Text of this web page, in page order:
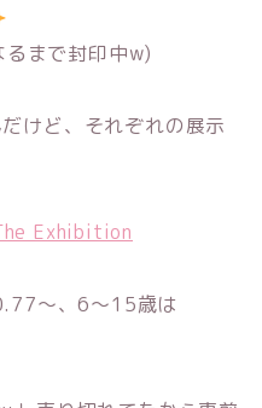
まで封印中w)
けど、それぞれの展示
Exhibition
〜、6〜15歳は